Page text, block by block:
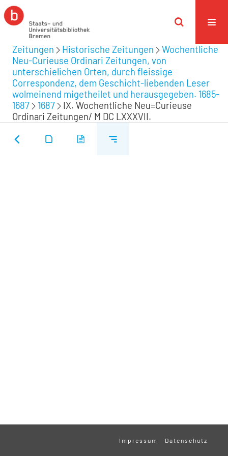
Zeitungen Historische Zeitungen
Wochentliche
Neu-Curieuse Ordinari Zeitungen, von
unterschielichen Orten, durch fleissige
Correspondenz, dem Geschicht-liebenden Leser
wolmeinend migetheilet und herausgegeben. 1685-
1687
1687
IX. Wochentliche Neu=Curieuse
Ordinari Zeitungen/ M DC LXXXVII.
Impressum Datenschutz